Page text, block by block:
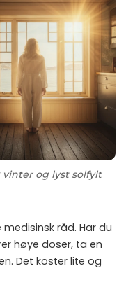
og lyst solfylt
råd. Har du
høye doser, ta en
Det koster lite og